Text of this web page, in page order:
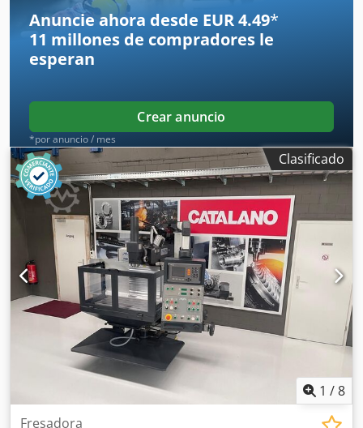
aprox.: 2,1 t Dimensiones aprox.: m Información adicional
* Control CNC HEIDENHAIN TNC 410M * Sistema de
refrigeración * Lámpara de máquina
Anuncie ahora desde EUR 4.49*
11 millones de compradores le
esperan
Crear anuncio
*por anuncio / mes
Clasificado
1 /8
Fresadora